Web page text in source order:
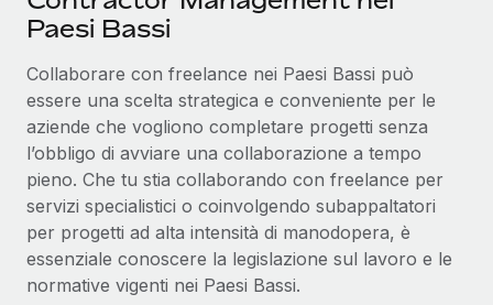
Paesi Bassi
Collaborare con freelance nei Paesi Bassi può
essere una scelta strategica e conveniente per le
aziende che vogliono completare progetti senza
l’obbligo di avviare una collaborazione a tempo
pieno. Che tu stia collaborando con freelance per
servizi specialistici o coinvolgendo subappaltatori
per progetti ad alta intensità di manodopera, è
essenziale conoscere la legislazione sul lavoro e le
normative vigenti nei Paesi Bassi.